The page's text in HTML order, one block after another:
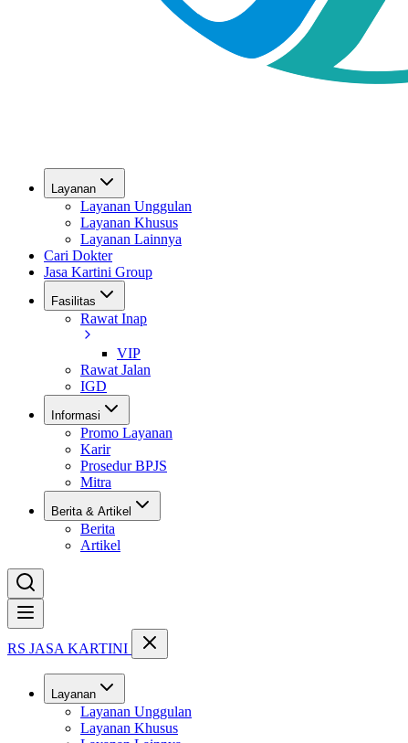
Layanan
Layanan Unggulan
Layanan Khusus
Layanan Lainnya
Cari Dokter
Jasa Kartini Group
Fasilitas
Rawat Inap
VIP
Rawat Jalan
IGD
Informasi
Promo Layanan
Karir
Prosedur BPJS
Mitra
Berita & Artikel
Berita
Artikel
Buka menu
RS JASA KARTINI
Layanan
Layanan Unggulan
Layanan Khusus